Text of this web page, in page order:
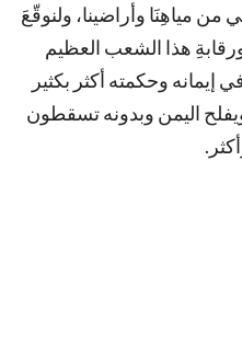
من مياهِنَا وأراضينا، ولنوقّعَ
هذا الشعب العظيم
إيمانه وحكمته أكثر بكثير
اليمن وبدونه تسقطون